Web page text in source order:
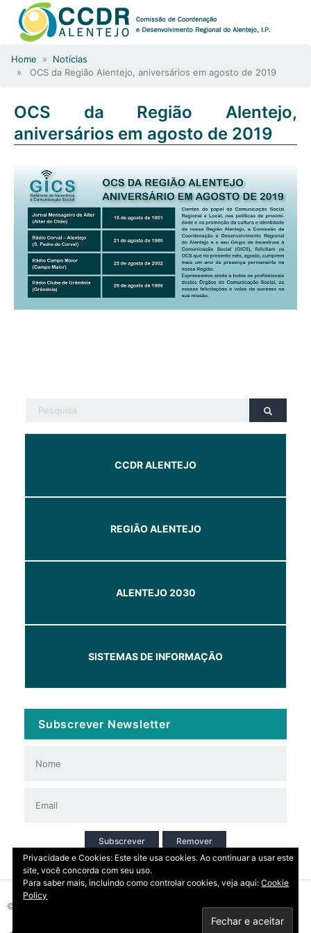
Home » Notícias
» OCS da Região Alentejo, aniversários em agosto de 2019
OCS da Região Alentejo,
aniversários em agosto de 2019
CCDR ALENTEJO
REGIÃO ALENTEJO
ALENTEJO 2030
SISTEMAS DE INFORMAÇÃO
Subscrever Newsletter
Subscrever Remover
© 2026 Copyright: DIRT | CCDR Alentejo, I.P.
Privacidade e Cookies: Este site usa cookies. Ao continuar a usar este
site, você concorda com seu uso.
Para saber mais, incluindo como controlar cookies, veja aqui:Cookie
Policy